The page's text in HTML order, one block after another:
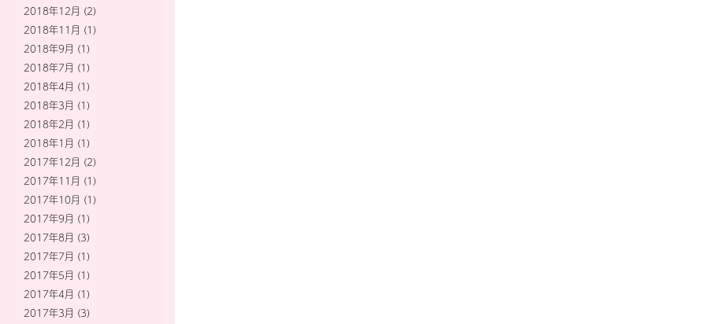
2018年12月 (2)
2018年11月 (1)
2018年9月 (1)
2018年7月 (1)
2018年4月 (1)
2018年3月 (1)
2018年2月 (1)
2018年1月 (1)
2017年12月 (2)
2017年11月 (1)
2017年10月 (1)
2017年9月 (1)
2017年8月 (3)
2017年7月 (1)
2017年5月 (1)
2017年4月 (1)
2017年3月 (3)